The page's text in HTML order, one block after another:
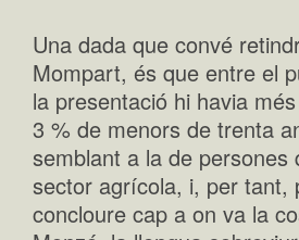
Una dada que convé
Mompart, és que entre el
la presentació hi havia
3 % de menors de trenta
semblant a la de persones
sector agrícola, i, per tant,
concloure cap a on va la